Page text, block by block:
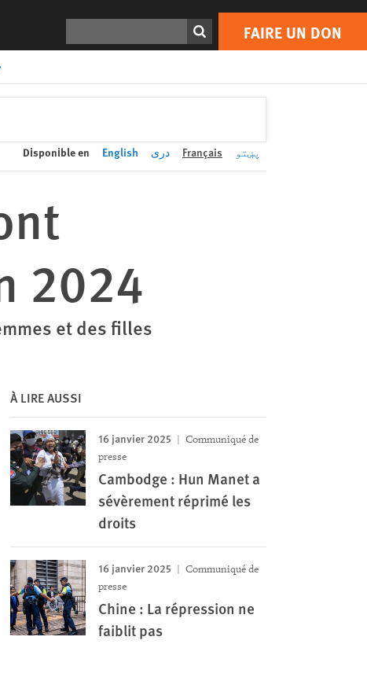
FAIRE UN DON
Print FAIRE UN DON
Disponible en English دری Français پښتو
2024
et des filles
À LIRE AUSSI
16 janvier 2025
Communiqué de
presse
Cambodge : Hun Manet a
sévèrement réprimé les
droits
16 janvier 2025
Communiqué de
presse
Chine : La répression ne
faiblit pas